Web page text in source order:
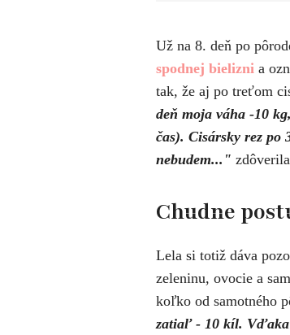
Už na 8. deň po
spodnej bielizni a
tak, že aj po treťom
deň moja váha -10
čas). Cisársky rez
nebudem..."
Chudne
Lela si totiž dáva
zeleninu, ovocie a
koľko od samotného
zatiaľ - 10 kíl. Vďaka